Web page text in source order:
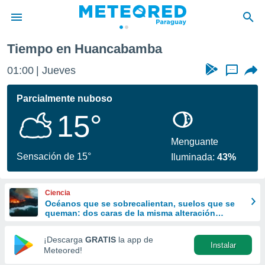
de
ha
que se
calidad.
a este
las
y
forma
digital
basada
Tiempo en Huancabamba
01:00 Jueves ...
Parcialmente nuboso
15°
Sensación de 15°
Menguante
Iluminada:43%
Ciencia
Océanos que se sobrecalientan, suelos que se
queman: dos caras de la misma alteración
¡Descarga GRATIS la app de
Meteored!
Instalar